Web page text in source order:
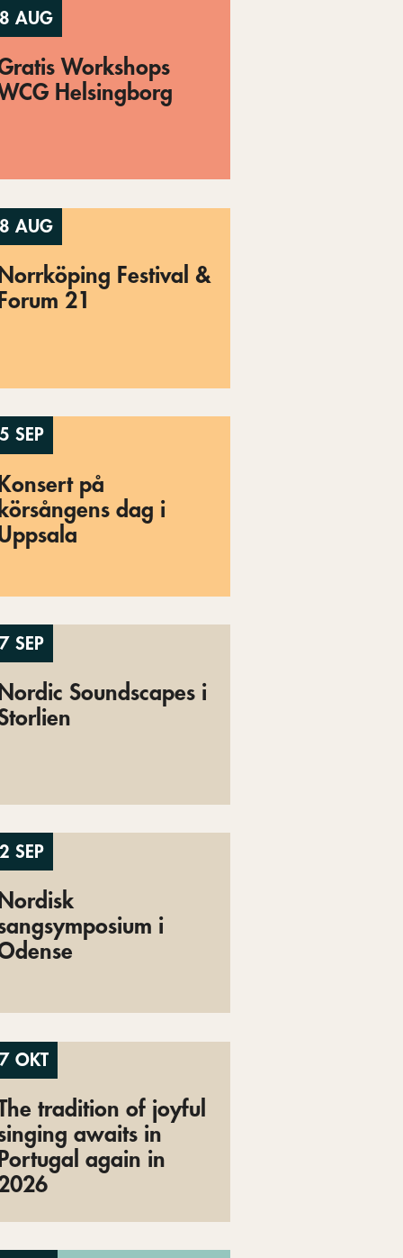
AUG
Workshops
Helsingborg
AUG
Festival &
21
SEP
på
dag i
SEP
Soundscapes i
SEP
i
OKT
tradition of joyful
awaits in
again in